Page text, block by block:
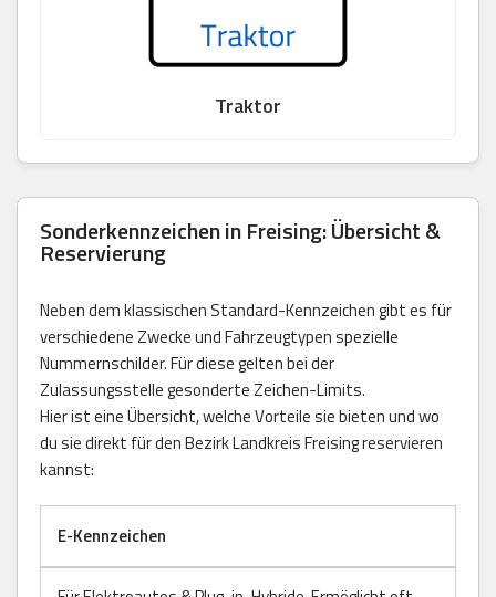
Traktor
Sonderkennzeichen in Freising: Übersicht &
Reservierung
Neben dem klassischen Standard-Kennzeichen gibt es für
verschiedene Zwecke und Fahrzeugtypen spezielle
Nummernschilder. Für diese gelten bei der
Zulassungsstelle gesonderte Zeichen-Limits.
Hier ist eine Übersicht, welche Vorteile sie bieten und wo
du sie direkt für den Bezirk Landkreis Freising reservieren
kannst:
E-Kennzeichen